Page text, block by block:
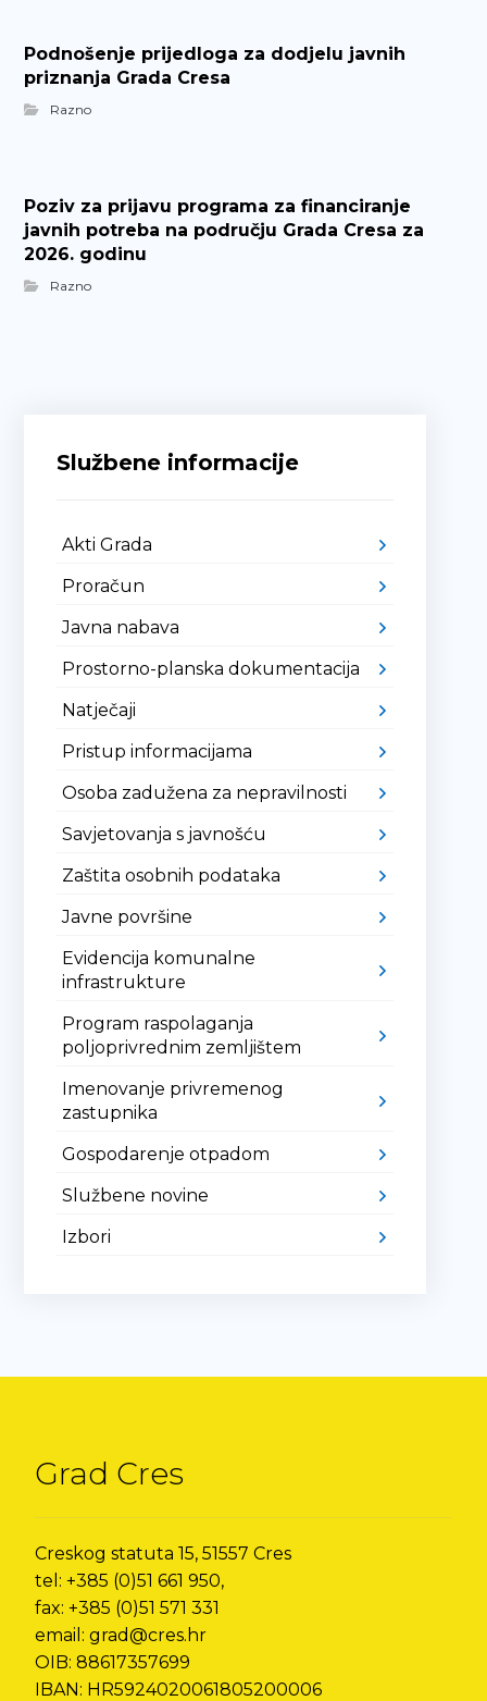
Podnošenje prijedloga za dodjelu javnih
priznanja Grada Cresa
Razno
Poziv za prijavu programa za financiranje
javnih potreba na području Grada Cresa za
2026. godinu
Razno
Službene informacije
Akti Grada
Proračun
Javna nabava
Prostorno-planska dokumentacija
Natječaji
Pristup informacijama
Osoba zadužena za nepravilnosti
Savjetovanja s javnošću
Zaštita osobnih podataka
Javne površine
Evidencija komunalne
infrastrukture
Program raspolaganja
poljoprivrednim zemljištem
Imenovanje privremenog
zastupnika
Gospodarenje otpadom
Službene novine
Izbori
Grad Cres
Creskog statuta 15, 51557 Cres
tel: +385 (0)51 661 950,
fax: +385 (0)51 571 331
email: grad@cres.hr
OIB: 88617357699
IBAN: HR5924020061805200006